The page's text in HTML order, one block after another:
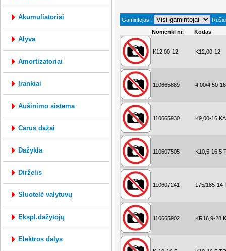
akumuliatoriai
alyva
amortizatoriai
įrankiai
aušinimo sistema
carus dažai
dažykla
dirželis
šluotelė valytuvų
ekspl.dažytojų
elektros dalys
Gamintojas :
Nomenkl nr.
Kodas
K12,00-12 K12,00-12
110665889 4.00/4.50-16
110665930 K9,00-16
110607505 K10,5-16,5
110607241 175/185-14
110665902 KR16,9-28